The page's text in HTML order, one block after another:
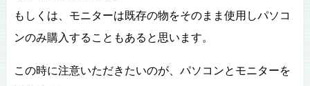
もしくは、モニターは既存の物をそのまま使用しパソコ
ンのみ購入することもあると思います。
この時に注意いただきたいのが、パソコンとモニターを